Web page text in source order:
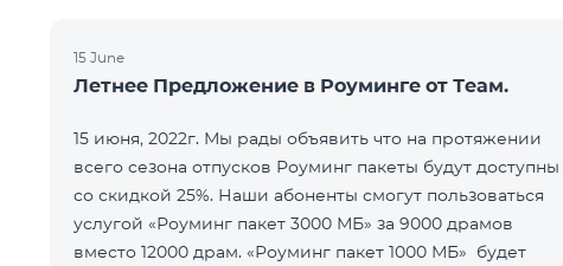
15 June
Летнее Предложение в Роуминге от Теам.
15 июня, 2022г. Мы рады объявить что на протяжении
всего сезона отпусков Роуминг пакеты будут доступны
со скидкой 25%. Наши абоненты смогут пользоваться
услугой «Роуминг пакет 3000 МБ» за 9000 драмов
вместо 12000 драм. «Роуминг пакет 1000 МБ» будет